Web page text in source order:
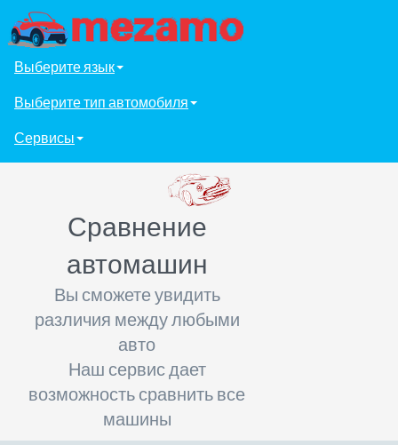
Выберите язык
Выберите тип автомобиля
Сервисы
Сравнение
автомашин
Вы сможете увидить
различия между любыми
авто
Наш сервис дает
возможность сравнить все
машины